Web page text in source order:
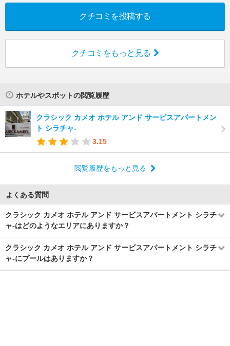
クチコミを投稿する
クチコミをもっと見る
ホテルやスポットの閲覧履歴
クラシック カメオ ホテル アンド サービスアパートメン
ト シラチャ-
3.15
閲覧履歴をもっと見る
よくある質問
クラシック カメオ ホテル アンド サービスアパートメント シラチ
ャ-はどのようなエリアにありますか？
クラシック カメオ ホテル アンド サービスアパートメント シラチ
ャ-にプールはありますか？